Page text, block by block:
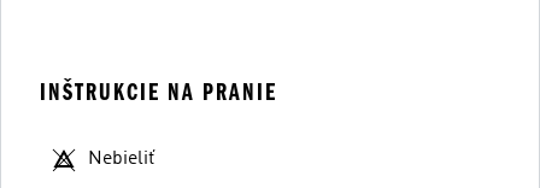
INŠTRUKCIE NA PRANIE
Nebieliť